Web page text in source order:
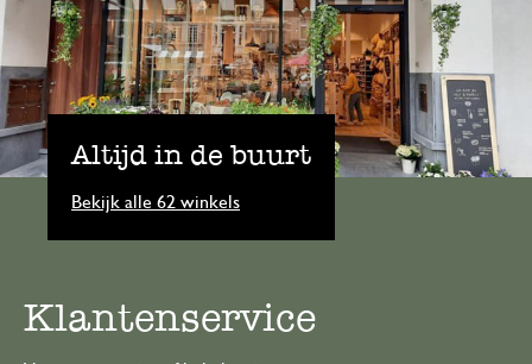
Altijd in de buurt
Bekijk alle 62 winkels
Klantenservice